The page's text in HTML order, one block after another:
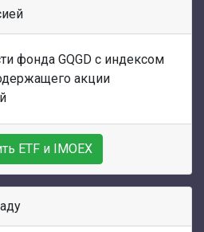
фонда GQGD с индексом
акции
ETF и IMOEX